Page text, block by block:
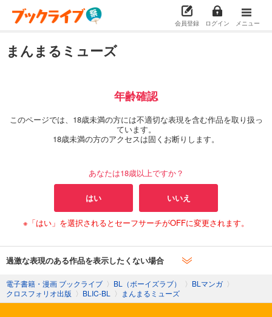
会員登録 ログイン メニュー
まんまるミューズ
年齢確認
このページでは、18歳未満の方には不適切な表現を含む作品を取り扱っ
ています。
18歳未満の方のアクセスは固くお断りします。
あなたは18歳以上ですか？
はい いいえ
※「はい」を選択されるとセーフサーチがOFFに変更されます。
過激な表現のある作品を表示したくない場合
電子書籍・漫画 ブックライブ 〉 BL（ボーイズラブ） 〉 BLマンガ 〉
クロスフォリオ出版 〉 BLIC-BL 〉 まんまるミューズ